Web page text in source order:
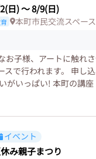
日)〜8/9(日)
本町市民交流スペース
お子様、アートに触れ
スで行われます。 申し
がいっぱい! 本町の講
イベント
み親子まつり